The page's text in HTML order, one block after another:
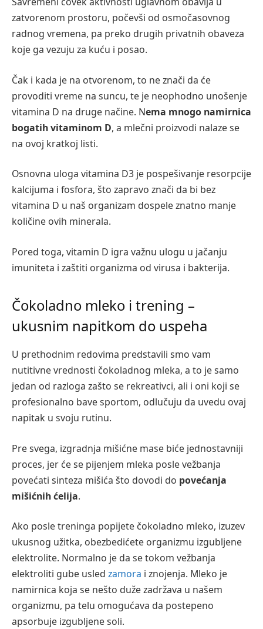
zatvorenom prostoru, počevši od osmočasovnog
radnog vremena, pa preko drugih privatnih obaveza
koje ga vezuju za kuću i posao.
Čak i kada je na otvorenom, to ne znači da će
provoditi vreme na suncu, te je neophodno unošenje
vitamina D na druge načine. Nema mnogo namirnica
bogatih vitaminom D, a mlečni proizvodi nalaze se
na ovoj kratkoj listi.
Osnovna uloga vitamina D3 je pospešivanje resorpcije
kalcijuma i fosfora, što zapravo znači da bi bez
vitamina D u naš organizam dospele znatno manje
količine ovih minerala.
Pored toga, vitamin D igra važnu ulogu u jačanju
imuniteta i zaštiti organizma od virusa i bakterija.
Čokoladno mleko i trening –
ukusnim napitkom do uspeha
U prethodnim redovima predstavili smo vam
nutitivne vrednosti čokoladnog mleka, a to je samo
jedan od razloga zašto se rekreativci, ali i oni koji se
profesionalno bave sportom, odlučuju da uvedu ovaj
napitak u svoju rutinu.
Pre svega, izgradnja mišićne mase biće jednostavniji
proces, jer će se pijenjem mleka posle vežbanja
povećati sinteza mišića što dovodi do povećanja
mišićnih ćelija.
Ako posle treninga popijete čokoladno mleko, izuzev
ukusnog užitka, obezbedićete organizmu izgubljene
elektrolite. Normalno je da se tokom vežbanja
elektroliti gube usled zamora i znojenja. Mleko je
namirnica koja se nešto duže zadržava u našem
organizmu, pa telu omogućava da postepeno
apsorbuje izgubljene soli.